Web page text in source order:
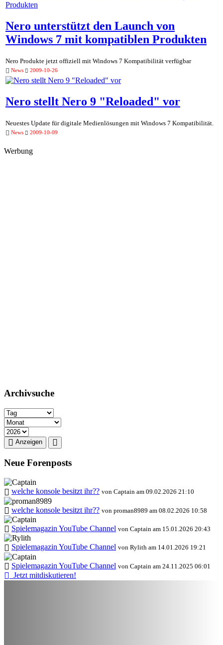
Nero unterstützt den Launch von
Windows 7 mit kompatiblen Produkten
Nero Produkte jetzt offiziell mit Windows 7 Kompatibilität verfügbar
News 2009-10-26
Nero stellt Nero 9 "Reloaded" vor
Neuestes Update für digitale Medienlösungen mit Windows 7 Kompatibilität.
News 2009-10-09
Werbung
Archivsuche
Anzeigen
Neue Forenposts
welche konsole besitzt ihr?? von Captain am 09.02.2026 21:10
welche konsole besitzt ihr?? von proman8989 am 08.02.2026 10:58
Spielemagazin YouTube Channel von Captain am 15.01.2026 20:43
Spielemagazin YouTube Channel von Rylith am 14.01.2026 19:21
Spielemagazin YouTube Channel von Captain am 24.11.2025 06:01
Jetzt mitdiskutieren!